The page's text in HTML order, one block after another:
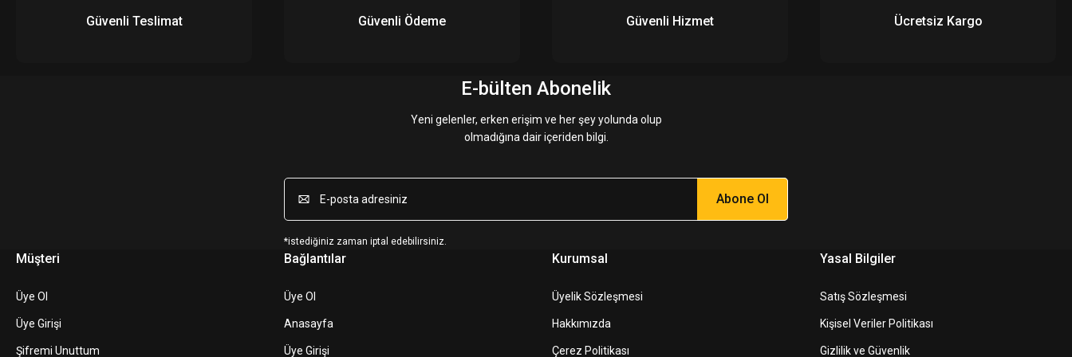
Güvenli Teslimat Güvenli Ödeme Güvenli Hizmet Ücretsiz Kargo
E-bülten Abonelik
Yeni gelenler, erken erişim ve her şey yolunda olup
olmadığına dair içeriden bilgi.
Abone Ol
*istediğiniz zaman iptal edebilirsiniz.
Müşteri
Üye Ol
Üye Girişi
Şifremi Unuttum
Bağlantılar
Üye Ol
Anasayfa
Üye Girişi
Kurumsal
Üyelik Sözleşmesi
Hakkımızda
Çerez Politikası
Yasal Bilgiler
Satış Sözleşmesi
Kişisel Veriler Politikası
Gizlilik ve Güvenlik